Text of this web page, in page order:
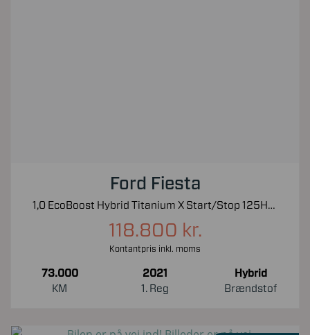
Ford Fiesta
1,0 EcoBoost Hybrid Titanium X Start/Stop 125HK 5d 6g
118.800 kr.
Kontantpris inkl. moms
73.000
KM
2021
1. Reg
Hybrid
Brændstof